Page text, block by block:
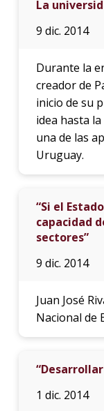
La
9 dic. 2014
Durante la
creador de
inicio de su
idea hasta
una de las
Uruguay.
“Si el
capacidad
sectores”
9 dic. 2014
Juan José
Nacional de
1 dic. 2014